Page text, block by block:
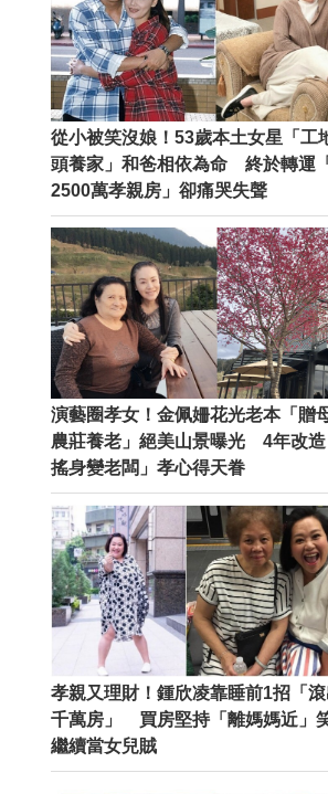
從小被笑沒娘！53歲本土女星「工
頭養家」和爸相依為命 終於轉運
2500萬孝親房」卻痛哭失聲
演藝圈孝女！金佩姍花光老本「贈
農莊養老」絕美山景曝光 4年改造
搖身變老闆」孝心得天眷
孝親又理財！鍾欣凌靠睡前1招「
千萬房」 買房堅持「離媽媽近」
繼續當女兒賊